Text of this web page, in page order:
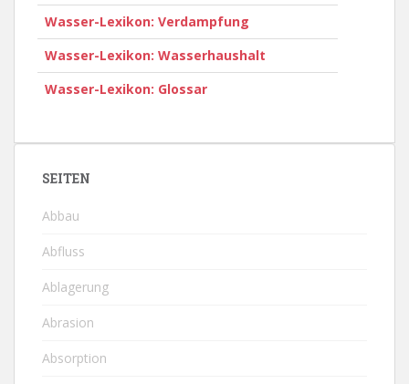
Wasser-Lexikon: Verdampfung
Wasser-Lexikon: Wasserhaushalt
Wasser-Lexikon: Glossar
SEITEN
Abbau
Abfluss
Ablagerung
Abrasion
Absorption